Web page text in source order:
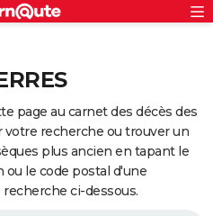
page au carnet des décès des
votre recherche ou trouver un
plus ancien en tapant le
le code postal d'une
ci-dessous.